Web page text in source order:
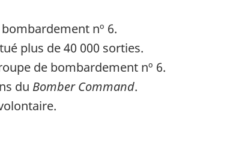
nº 6.
plus de 40 000 sorties.
de bombardement nº 6.
du Bomber Command.